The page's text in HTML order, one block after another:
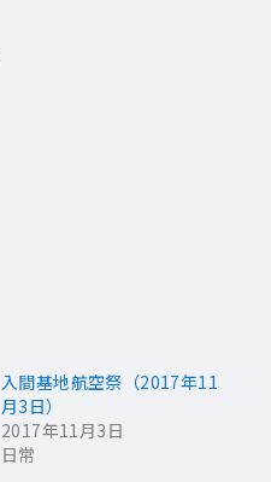
入間基地航空祭（2017年11
月3日）
2017年11月3日
日常